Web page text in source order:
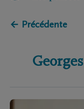
← Précédente
Georges